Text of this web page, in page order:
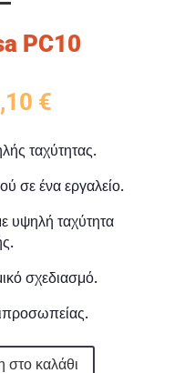
PC10
€.
€Η
τιμή
είναι:
82,10 €.
ταχύτητας.
σε ένα εργαλείο.
υψηλή ταχύτητα
σχεδιασμό.
καλάθι